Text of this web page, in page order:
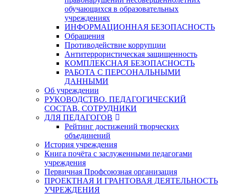
обучающихся в образовательных
учреждениях
ИНФОРМАЦИОННАЯ БЕЗОПАСНОСТЬ
Обращения
Противодействие коррупции
Антитеррористическая защищенность
КОМПЛЕКСНАЯ БЕЗОПАСНОСТЬ
РАБОТА С ПЕРСОНАЛЬНЫМИ
ДАННЫМИ
Об учреждении
РУКОВОДСТВО. ПЕДАГОГИЧЕСКИЙ
СОСТАВ. СОТРУДНИКИ
ДЛЯ ПЕДАГОГОВ
Рейтинг достижений творческих
объединений
История учреждения
Книга почёта с заслуженными педагогами
учреждения
Первичная Профсоюзная организация
ПРОЕКТНАЯ И ГРАНТОВАЯ ДЕЯТЕЛЬНОСТЬ
УЧРЕЖДЕНИЯ